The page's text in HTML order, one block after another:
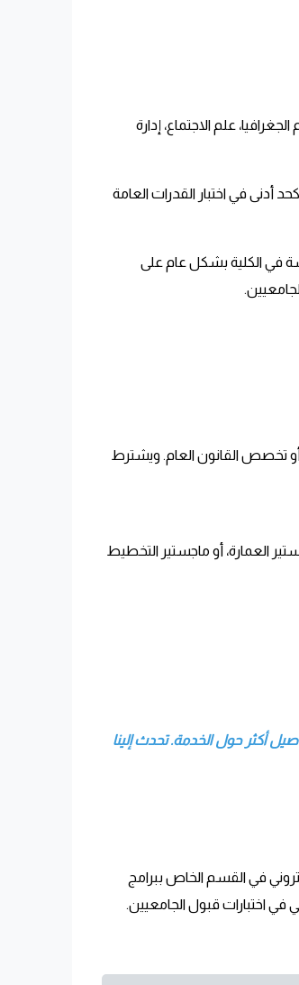
علم الاجتماع، إدارة
والأحياء فقط، ويشترط حصول الطالب على 65 درجة كحد أدنى في اختبار القدرات العامة
في الكلية بشكل عام على
أو تخصص القانون العام. ويشترط
العمارة، أو ماجستير التخطيط
أكثر حول الخدمة. تحدث إلينا
في القسم الخاص ببرامج